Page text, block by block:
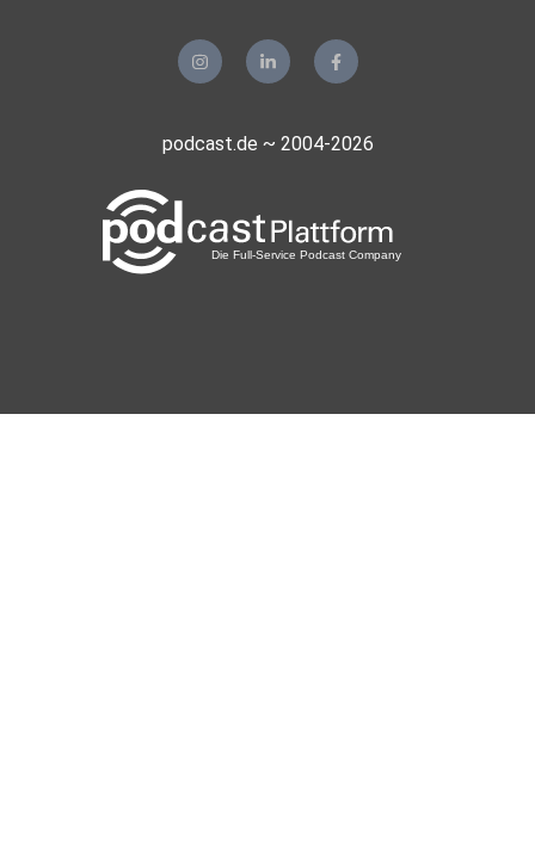
podcast.de ~ 2004-2026